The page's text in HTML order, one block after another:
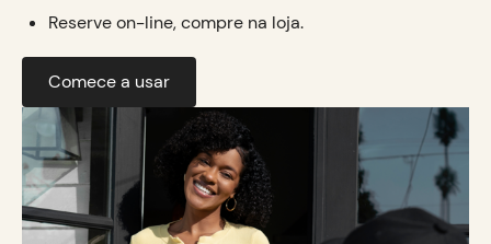
Reserve on-line, compre na loja.
Comece a usar